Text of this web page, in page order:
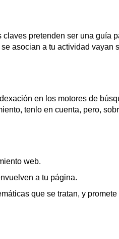
pretenden ser una guía
asocian a tu actividad vayan
en los motores de
tenlo en cuenta, pero,
web.
a tu página.
que se tratan, y